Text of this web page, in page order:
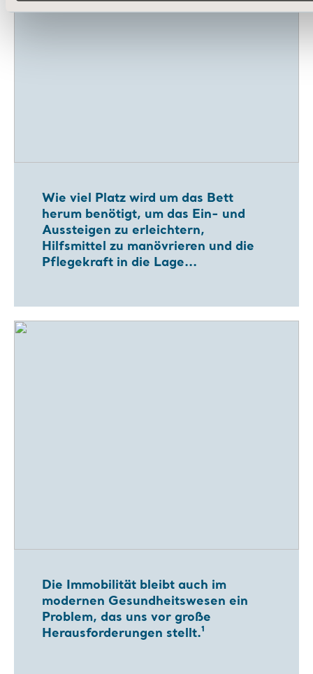
Wie viel Platz wird um das Bett
herum benötigt, um das Ein- und
Aussteigen zu erleichtern,
Hilfsmittel zu manövrieren und die
Pflegekraft in die Lage...
Die Immobilität bleibt auch im
modernen Gesundheitswesen ein
Problem, das uns vor große
Herausforderungen stellt.¹